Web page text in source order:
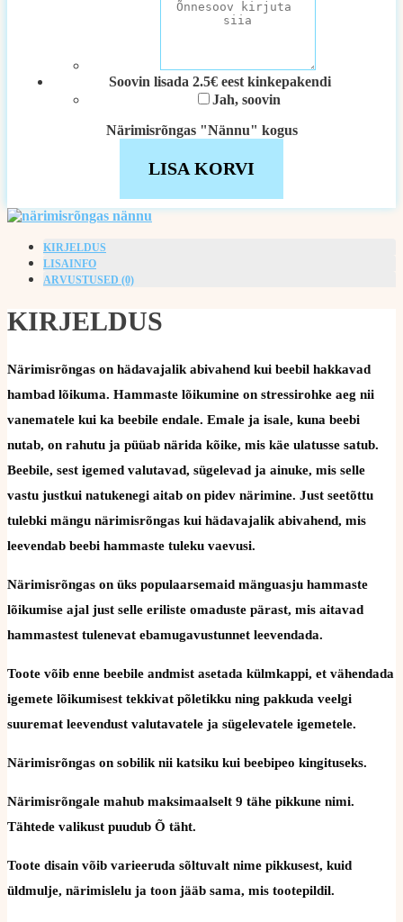
Soovin lisada 2.5€ eest kinkepakendi
Jah, soovin
Närimisrõngas "Nännu" kogus
LISA KORVI
KIRJELDUS
LISAINFO
ARVUSTUSED (0)
KIRJELDUS
Närimisrõngas on hädavajalik abivahend kui beebil hakkavad
hambad lõikuma. Hammaste lõikumine on stressirohke aeg nii
vanematele kui ka beebile endale. Emale ja isale, kuna beebi
nutab, on rahutu ja püüab närida kõike, mis käe ulatusse satub.
Beebile, sest igemed valutavad, sügelevad ja ainuke, mis selle
vastu justkui natukenegi aitab on pidev närimine. Just seetõttu
tulebki mängu närimisrõngas kui hädavajalik abivahend, mis
leevendab beebi hammaste tuleku vaevusi.
Närimisrõngas on üks populaarsemaid mänguasju hammaste
lõikumise ajal just selle eriliste omaduste pärast, mis aitavad
hammastest tulenevat ebamugavustunnet leevendada.
Toote võib enne beebile andmist asetada külmkappi, et vähendada
igemete lõikumisest tekkivat põletikku ning pakkuda veelgi
suuremat leevendust valutavatele ja sügelevatele igemetele.
Närimisrõngas on sobilik nii katsiku kui beebipeo kingituseks.
Närimisrõngale mahub maksimaalselt 9 tähe pikkune nimi.
Tähtede valikust puudub Õ täht.
Toote disain võib varieeruda sõltuvalt nime pikkusest, kuid
üldmulje, närimislelu ja toon jääb sama, mis tootepildil.